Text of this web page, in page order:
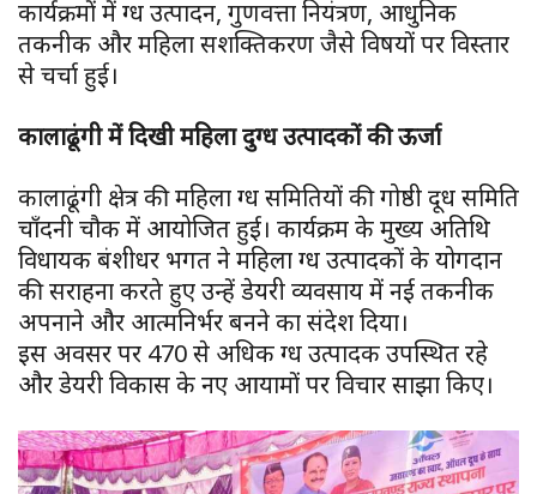
कार्यक्रमों में दुग्ध उत्पादन, गुणवत्ता नियंत्रण, आधुनिक
तकनीक और महिला सशक्तिकरण जैसे विषयों पर विस्तार
से चर्चा हुई।
कालाढूंगी में दिखी महिला दुग्ध उत्पादकों की ऊर्जा
कालाढूंगी क्षेत्र की महिला दुग्ध समितियों की गोष्ठी दूध समिति
चाँदनी चौक में आयोजित हुई। कार्यक्रम के मुख्य अतिथि
विधायक बंशीधर भगत ने महिला दुग्ध उत्पादकों के योगदान
की सराहना करते हुए उन्हें डेयरी व्यवसाय में नई तकनीक
अपनाने और आत्मनिर्भर बनने का संदेश दिया।
इस अवसर पर 470 से अधिक दुग्ध उत्पादक उपस्थित रहे
और डेयरी विकास के नए आयामों पर विचार साझा किए।